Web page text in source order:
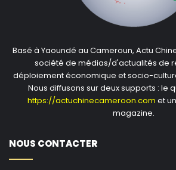
Basé à Yaoundé au Cameroun, Actu
société de médias/d'actualités de
déploiement économique et socio-
Nous diffusons sur deux supports : le
https://actuchinecameroon.com et
magazine.
NOUS CONTACTER